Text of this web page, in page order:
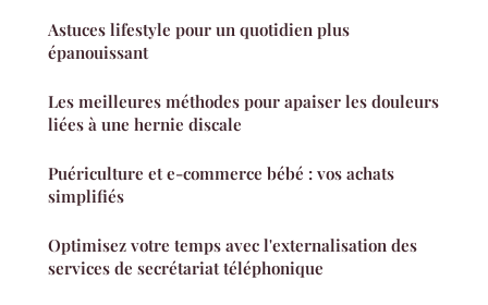
Astuces lifestyle pour un quotidien plus
épanouissant
Les meilleures méthodes pour apaiser les douleurs
liées à une hernie discale
Puériculture et e-commerce bébé : vos achats
simplifiés
Optimisez votre temps avec l'externalisation des
services de secrétariat téléphonique